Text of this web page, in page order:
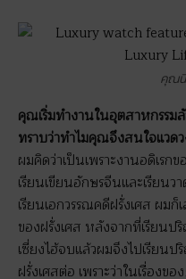
คุณนิ
คุณเริ่มทำงานในอุตสาหกรรม
ทราบว่าทำไมคุณจึงสนใจแวด
ผมคิดว่าเป็นเพราะงานอดิเรก
เรียนเขียนอักษรจีนและเรียน
เรียนเอกวรรณคดีฝรั่งเศส ผม
ของฝรั่งเศส หลังจากที่เรียนป
เซี่ยงไฮ้จบแล้วผมจึงไปเรียน
ฝรั่งเศสต่อ เพราะว่าในเรื่องข